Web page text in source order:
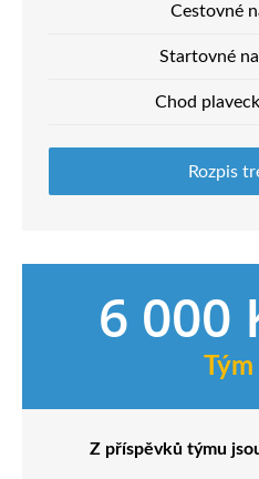
Cestovné
Startovné
Chod
Rozpis
6 000
Tým
Z příspěvků týmu